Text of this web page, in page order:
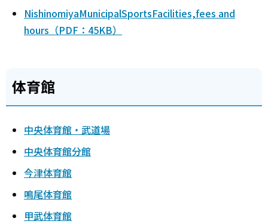
NishinomiyaMunicipalSportsFacilities,fees and
hours（PDF：45KB）
体育館
中央体育館・武道場
中央体育館分館
今津体育館
鳴尾体育館
甲武体育館